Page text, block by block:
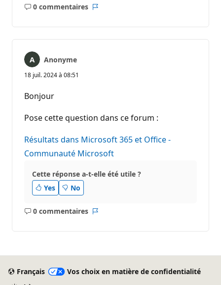
0 commentaires
Aucun
Anonyme
18 juil. 2024 à 08:51
Bonjour
Pose cette question dans ce forum :
Résultats dans Microsoft 365 et Office -
Communauté Microsoft
Cette réponse a-t-elle été utile ?
Yes
No
0 commentaires
Aucun
Français
Vos choix en matière de confidentialité